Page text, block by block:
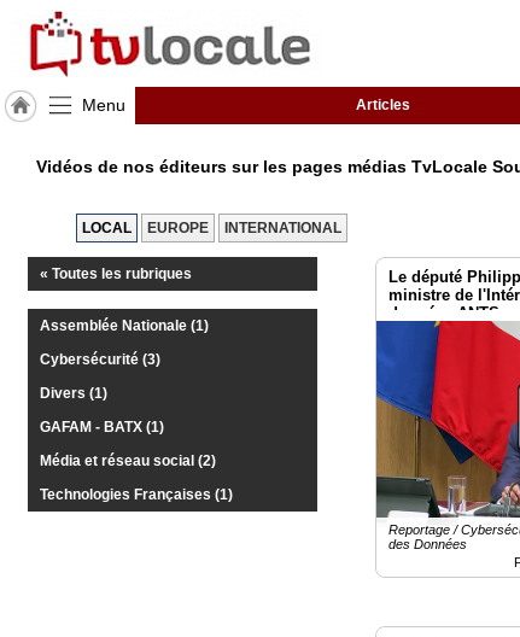
Menu Articles
France
Accueil
RUBRIQUES
Agenda
Gazette
Vidéos
Vidéos de nos éditeurs sur les pages médias TvLocale
LOCAL EUROPE INTERNATIONAL
« Toutes les rubriques
Assemblée Nationale (1)
Cybersécurité (3)
Divers (1)
GAFAM - BATX (1)
Média et réseau social (2)
Technologies Françaises (1)
Le député
ministre de
données ANTS
Reportage /
des Données